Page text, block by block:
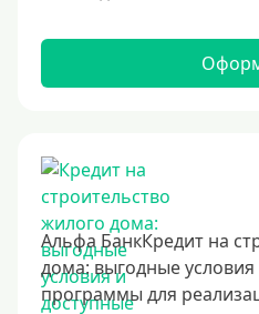
Альфа БанкКредит на
дома: выгодные
программы для